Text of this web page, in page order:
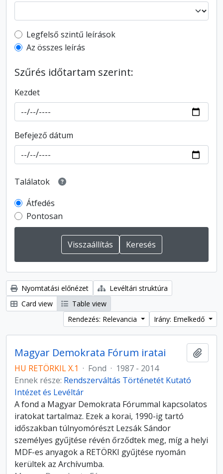
Top-level description filter
Legfelső szintű leírások
Az összes leírás
Szűrés időtartam szerint:
Kezdet
Befejező dátum
Találatok
Átfedés
Pontosan
Nyomtatási előnézet
Levéltári struktúra
Card view
Table view
Rendezés: Relevancia
Irány: Emelkedő
Magyar Demokrata Fórum iratai
HU RETÖRKIL X.1 · Fond · 1987 - 2014
Ennek része: Rendszerváltás Történetét Kutató
Intézet és Levéltár
A fond a Magyar Demokrata Fórummal kapcsolatos
iratokat tartalmaz. Ezek a korai, 1990-ig tartó
időszakban túlnyomórészt Lezsák Sándor
személyes gyűjtése révén őrződtek meg, míg a helyi
MDF-es anyagok a RETÖRKI gyűjtése nyomán
kerültek az Archívumba.